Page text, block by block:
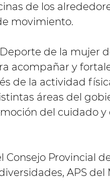
de los
movimiento.
de la mujer
acompañar y
de la actividad
áreas del
del cuidado y
Consejo Provincial
APS